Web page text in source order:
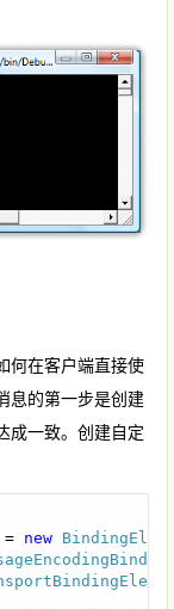
何在客户端直接使
息的第一步是创建
成一致。创建自定
= new